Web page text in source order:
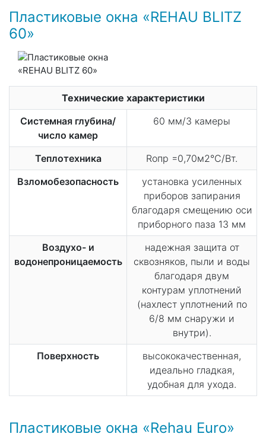
Пластиковые окна «REHAU BLITZ
60»
Технические характеристики
Системная глубина/
число камер
60 мм/3 камеры
Теплотехника
Rопр =0,70м2°С/Вт.
Взломобезопасность
установка усиленных
приборов запирания
благодаря смещению оси
приборного паза 13 мм
Воздухо- и
водонепроницаемость
надежная защита от
сквозняков, пыли и воды
благодаря двум
контурам уплотнений
(нахлест уплотнений по
6/8 мм снаружи и
внутри).
Поверхность
высококачественная,
идеально гладкая,
удобная для ухода.
Пластиковые окна «Rehau Euro»